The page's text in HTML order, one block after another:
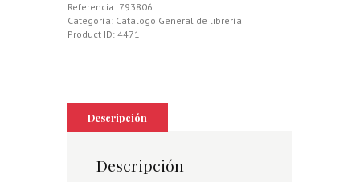
Referencia: 793806
Categoría: Catálogo General de librería
Product ID: 4471
Descripción
Descripción